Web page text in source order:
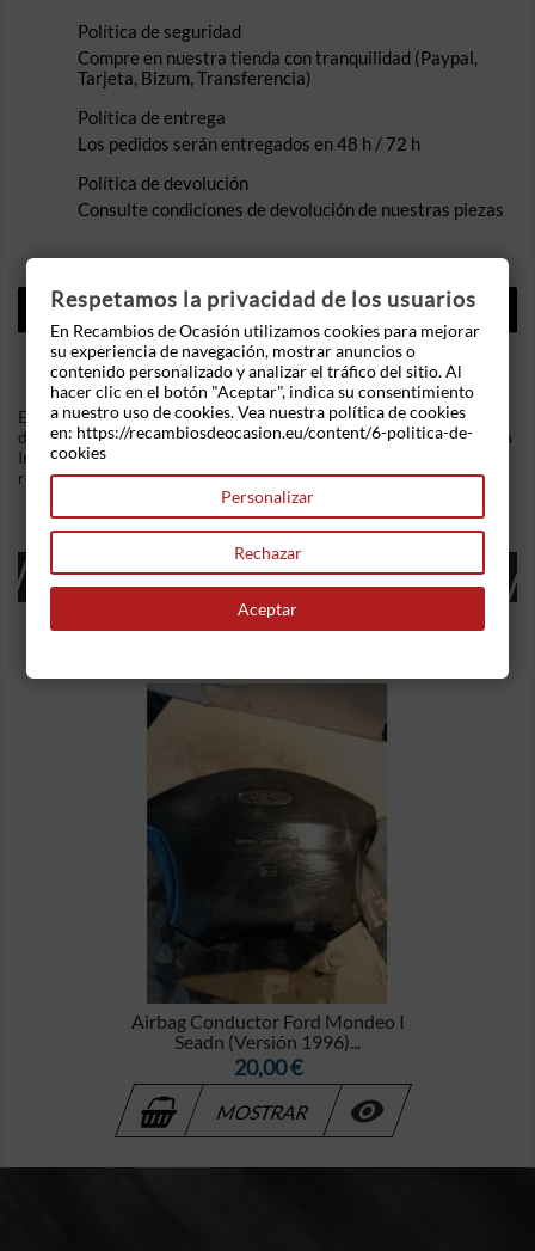
Política de seguridad
Compre en nuestra tienda con tranquilidad (Paypal,
Tarjeta, Bizum, Transferencia)
Política de entrega
Los pedidos serán entregados en 48 h / 72 h
Política de devolución
Consulte condiciones de devolución de nuestras piezas
DESCRIPCIÓN
DETALLES DEL PRODUCTO
En Recambios de Ocasion disponemos de Maneta exterior
delantera izquierda Peugeot 1007 (2005) 1.4i (75 cv) .Referencia
Interna: 10141801149361. Ademas, disponemos de mas
recambios, si tiene cualquier duda consultenos.
16 OTROS PRODUCTOS EN LA MISMA
CATEGORÍA:
Airbag Conductor Ford Mondeo I
Seadn (Versión 1996)...
Precio
20,00 €
MOSTRAR 
Respetamos la privacidad de los usuarios
En Recambios de Ocasión utilizamos cookies para mejorar
su experiencia de navegación, mostrar anuncios o
contenido personalizado y analizar el tráfico del sitio. Al
hacer clic en el botón "Aceptar", indica su consentimiento
a nuestro uso de cookies. Vea nuestra política de cookies
en: https://recambiosdeocasion.eu/content/6-politica-de-
cookies
Personalizar
Rechazar
Aceptar